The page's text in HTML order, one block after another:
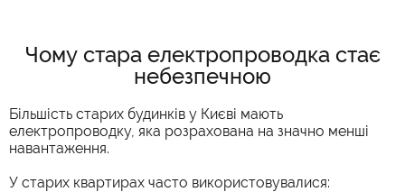
Чому стара електропроводка стає
небезпечною
Більшість старих будинків у Києві мають
електропроводку, яка розрахована на значно менші
навантаження.
У старих квартирах часто використовувалися: